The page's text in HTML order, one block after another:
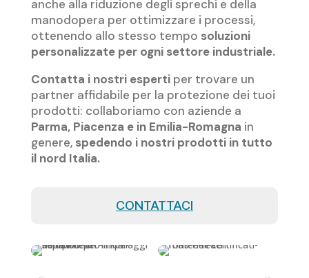
anche alla riduzione degli sprechi e della
manodopera per ottimizzare i processi,
ottenendo allo stesso tempo soluzioni
personalizzate per ogni settore industriale.
Contatta i nostri espertiper trovare un
partner affidabile per la protezione dei tuoi
prodotti: collaboriamo con aziende a
Parma, Piacenza e in Emilia-Romagna in
genere, spedendo i nostri prodotti in tutto
il nord Italia.
CONTATTACI